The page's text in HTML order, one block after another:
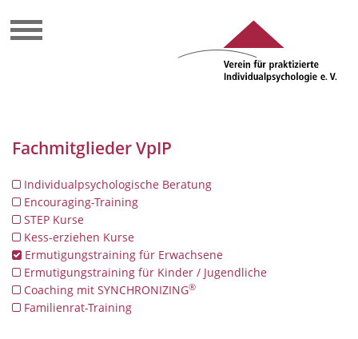
Fachmitglieder VpIP
Individualpsychologische Beratung
Encouraging-Training
STEP Kurse
Kess-erziehen Kurse
Ermutigungstraining für Erwachsene
Ermutigungstraining für Kinder / Jugendliche
Coaching mit SYNCHRONIZING®
Familienrat-Training